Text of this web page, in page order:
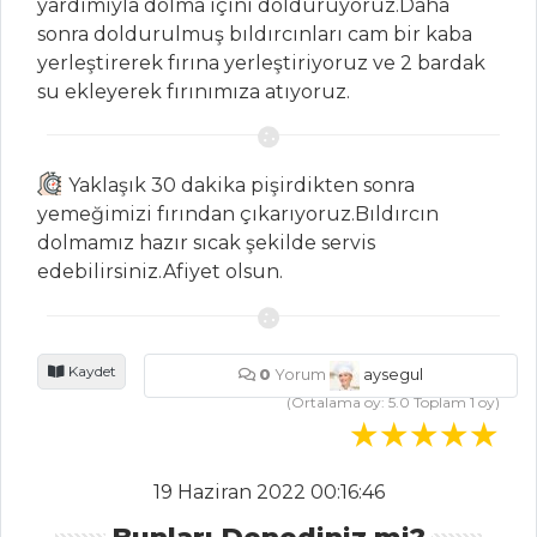
HAMUR İŞLERI
PATATESLİ VE
Otlu Kurabiye
FESLEĞENLİ VE
DOMATESLİ
MİLFÖY TART
Tarifleri
Hibeş
yardımıyla dolma içini dolduruyoruz.Daha
sonra doldurulmuş bıldırcınları cam bir kaba
yerleştirerek fırına yerleştiriyoruz ve 2 bardak
su ekleyerek fırınımıza atıyoruz.
Yaklaşık 30 dakika pişirdikten sonra
yemeğimizi fırından çıkarıyoruz.Bıldırcın
dolmamız hazır sıcak şekilde servis
edebilirsiniz.Afiyet olsun.
Kaydet 0 Yorum
aysegul
(Ortalama oy:5.0Toplam1oy)
19 Haziran 2022 00:16:46